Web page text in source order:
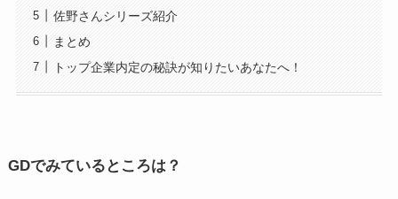
佐野さんシリーズ紹介
まとめ
トップ企業内定の秘訣が知りたいあなたへ！
GDでみているところは？